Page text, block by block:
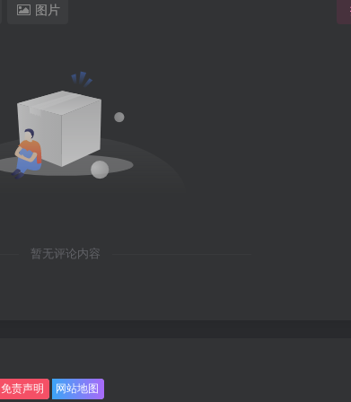
图片
暂无评论内容
免责声明 网站地图